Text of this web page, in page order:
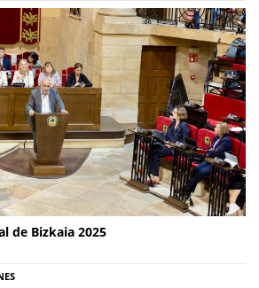
de Bizkaia 2025